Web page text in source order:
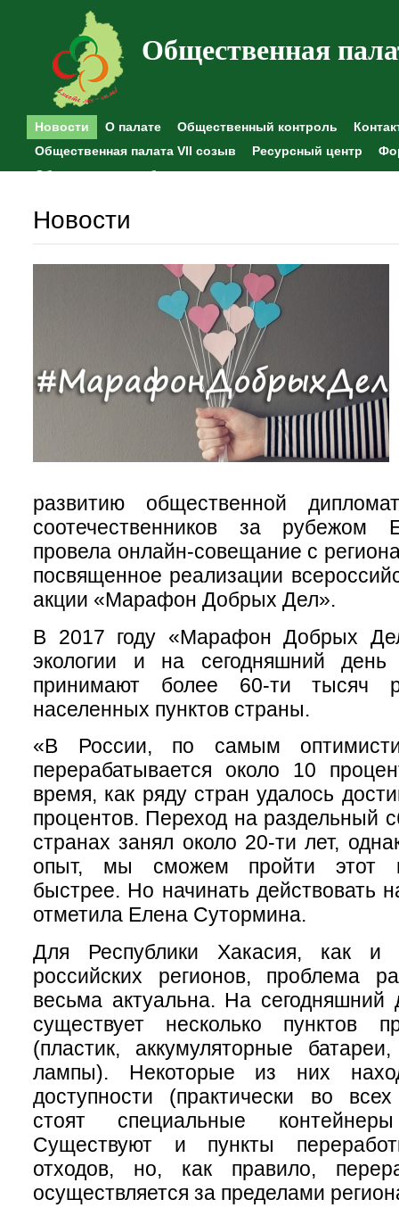
Общественная
Новости О палате Общественный контроль
Общественная палата VII созыв
Ресурсный центр
Общественные наблюдения
Новости
развитию общественной
соотечественников за рубежом
провела онлайн-совещание с
посвященное реализации
акции «Марафон Добрых Дел».
В 2017 году «Марафон Добрых
экологии и на сегодняшний
принимают более 60-ти тысяч
населенных пунктов страны.
«В России, по самым
перерабатывается около 10
время, как ряду стран удалось
процентов. Переход на раздельный
странах занял около 20-ти лет,
опыт, мы сможем пройти этот
быстрее. Но начинать действовать
отметила Елена Сутормина.
Для Республики Хакасия, как и
российских регионов, проблема
весьма актуальна. На сегодняшний
существует несколько пунктов
(пластик, аккумуляторные
лампы). Некоторые из них
доступности (практически во
стоят специальные
Существуют и пункты
отходов, но, как правило,
осуществляется за пределами